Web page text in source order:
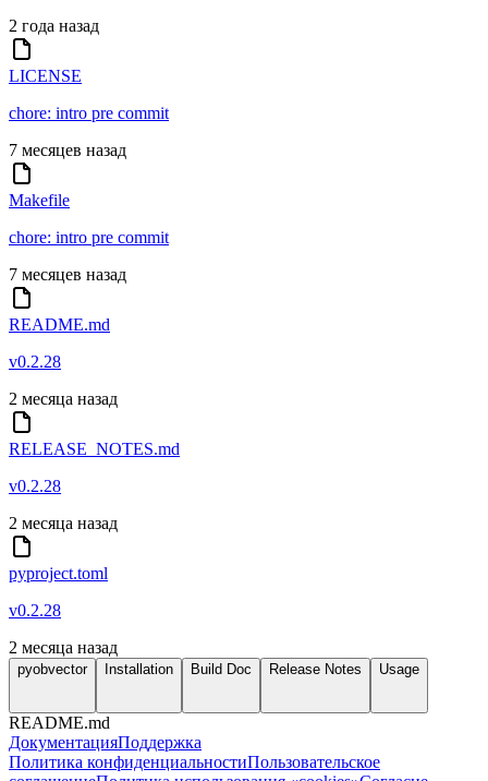
2 года назад
LICENSE
chore: intro pre commit
7 месяцев назад
Makefile
chore: intro pre commit
7 месяцев назад
README.md
v0.2.28
2 месяца назад
RELEASE_NOTES.md
v0.2.28
2 месяца назад
pyproject.toml
v0.2.28
2 месяца назад
pyobvector Installation Build Doc Release Notes Usage
README.md
ДокументацияПоддержка
Политика конфиденциальностиПользовательское